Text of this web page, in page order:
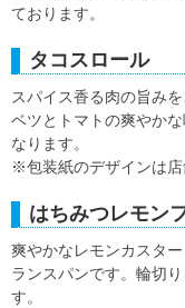
ております。
タコスロール
スパイス香る肉の旨み
ベツとトマトの爽やか
なります。
※包装紙のデザインは店
はちみつレモン
爽やかなレモンカスタ
ランスパンです。輪切
す。